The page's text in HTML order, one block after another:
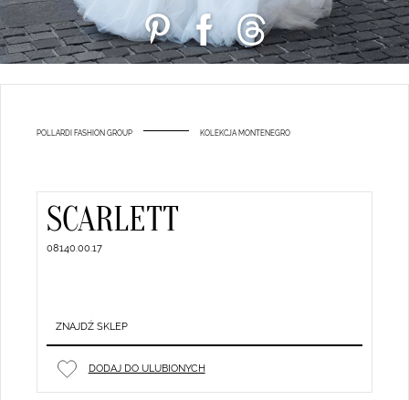
POLLARDI FASHION GROUP KOLEKCJA MONTENEGRO
SCARLETT
08140.00.17
ZNAJDŹ SKLEP
DODAJ DO ULUBIONYCH